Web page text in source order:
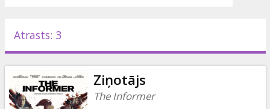
Pasākumi
Ziņas
Atrasts: 3
Ziņotājs
The Informer